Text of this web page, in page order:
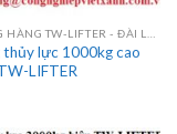
thủy lực 1000kg cao
LIFTER